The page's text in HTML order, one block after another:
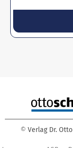
© Verlag Dr.